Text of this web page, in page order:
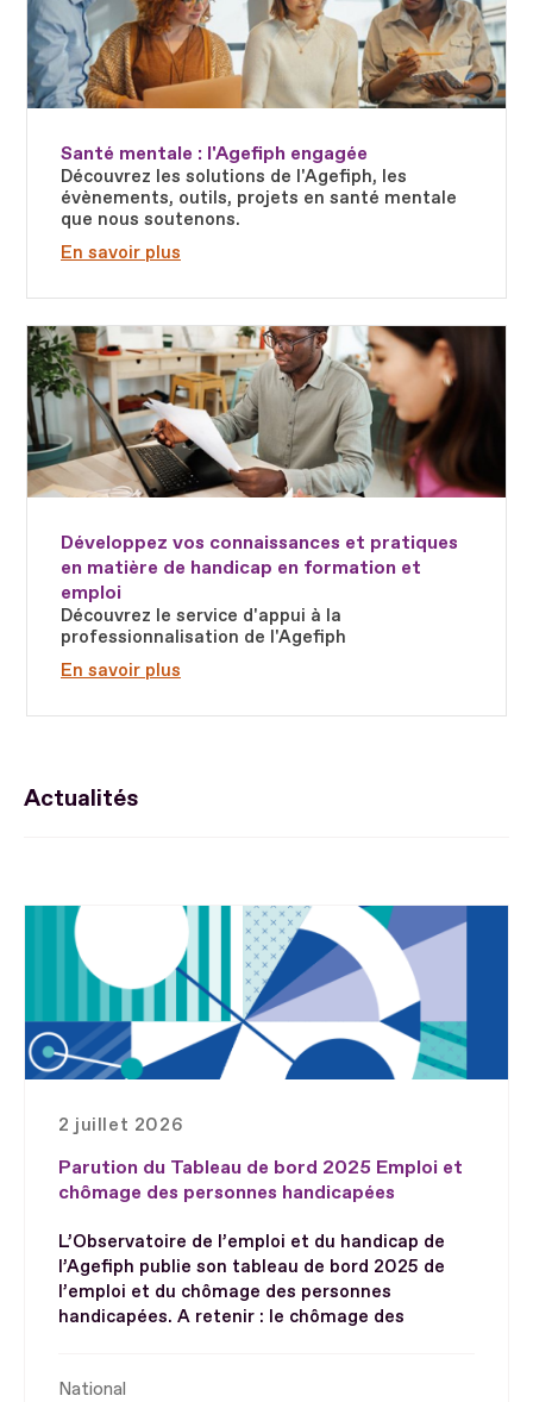
Santé mentale : l'Agefiph engagée
Découvrez les solutions de l'Agefiph, les
évènements, outils, projets en santé mentale
que nous soutenons.
En savoir plus
Développez vos connaissances et pratiques
en matière de handicap en formation et
emploi
Découvrez le service d'appui à la
professionnalisation de l'Agefiph
En savoir plus
Fichier
Actualités
2 juillet 2026
Parution du Tableau de bord 2025 Emploi et
chômage des personnes handicapées
L’Observatoire de l’emploi et du handicap de
l’Agefiph publie son tableau de bord 2025 de
l’emploi et du chômage des personnes
handicapées. A retenir : le chômage des
National